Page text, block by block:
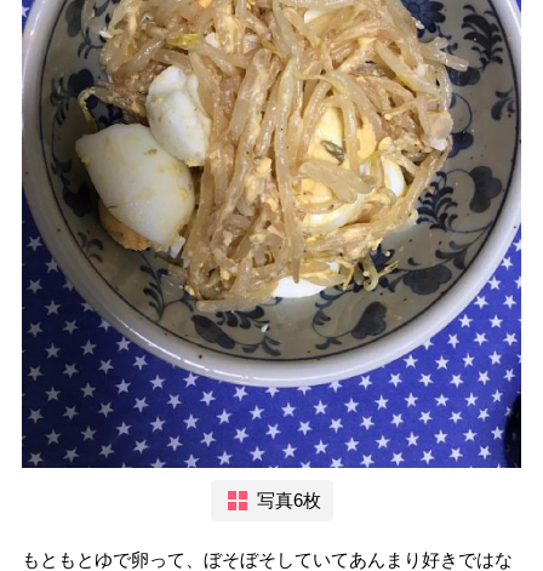
写真6枚
もともとゆで卵って、ぼそぼそしていてあんまり好きではな